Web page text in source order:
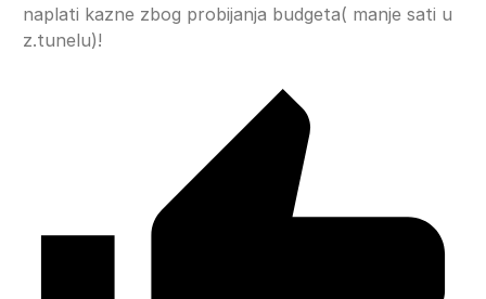
naplati kazne zbog probijanja budgeta( manje sati u
z.tunelu)!